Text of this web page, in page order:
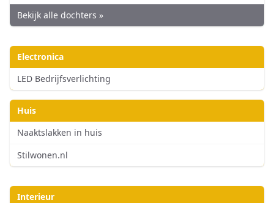
Bekijk alle dochters »
Electronica
LED Bedrijfsverlichting
Huis
Naaktslakken in huis
Stilwonen.nl
Interieur